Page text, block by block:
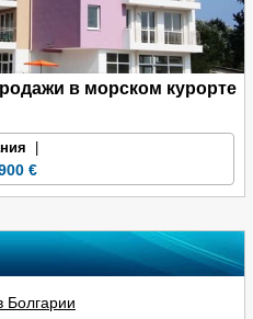
в морском курорте
€
Болгарии